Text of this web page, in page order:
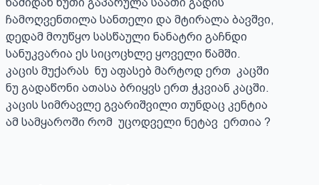
ჩამოღვენთილა სანთელი და მტირალა ბავშვი,
დედამ მოუწყო სასწაული ნანატრი გაჩნდი
სანუკვარია ეს სიცოცხლე ყოველი წამში.
კაცის მუქარას  ნუ აფასებ მარტოდ ერთ  კაცში
ნუ გადაწონი ათასა ბრიყვს ერთ ჭკვიან კაცში.
კაცის სიმრავლე გვარიშვილი თუნდაც კენტია
ამ სამყაროში რომ  უცოდველი ნეტავ  ერთია ?